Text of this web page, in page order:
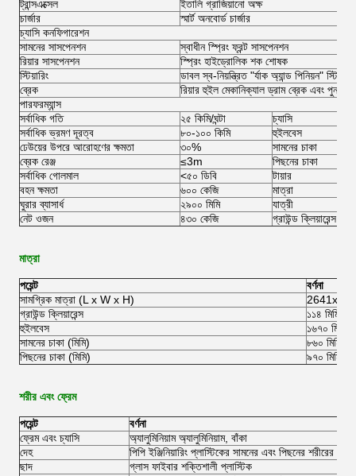
ট্রান্সএক্সেল
ইতালি গ্রাজিয়ানো অক্ষ
চার্জার
স্মার্ট অনবোর্ড চার্জার
চ্যাসি কনফিগারেশন
সামনের সাসপেনশন
স্বাধীন স্প্রিং ফ্রন্ট সাসপেনশন
রিয়ার সাসপেনশন
স্প্রিং হাইড্রোলিক শক শোষক
স্টিয়ারিং
ডাবল স্ব-নিয়ন্ত্রিত "র্যাক অ্যান্ড পিনিয়ন" স্টিয়ারিং
ব্রেক
রিয়ার হুইল মেকানিক্যাল ড্রাম ব্রেক এবং পুনর্জন্ম
পারফরম্যান্স
সর্বাধিক গতি
২৫ কিমি/ঘন্টা
চ্যাসি
সর্বাধিক ভ্রমণ দূরত্ব
৮০-১০০ কিমি
হুইলবেস
ঢেউয়ের উপরে আরোহণের ক্ষমতা
৩০%
সামনের চাকা
ব্রেক রেঞ্জ
≤3m
পিছনের চাকা
সর্বাধিক গোলমাল
<৫০ ডিবি
টায়ার
বহন ক্ষমতা
৬০০ কেজি
মাত্রা
ঘুরার ব্যাসার্ধ
২৯০০ মিমি
যাত্রী
নেট ওজন
৪৩০ কেজি গ্রাউন্ড ক্লিয়ারেন্স
মাত্রা
পয়েন্ট
বর্ণনা
সামগ্রিক মাত্রা (L x W x H)
গ্রাউন্ড ক্লিয়ারেন্স
১১৪ মিমি
হুইলবেস
১৬৭০ মিমি
সামনের চাকা (মিমি)
৮৬০ মিমি
পিছনের চাকা (মিমি)
৯৭০ মিমি
শরীর এবং ফ্রেম
পয়েন্ট
বর্ণনা
ফ্রেম এবং চ্যাসি
অ্যালুমিনিয়াম অ্যালুমিনিয়াম, বাঁকা
দেহ
পিপি ইঞ্জিনিয়ারিং প্লাস্টিকের সামনের এবং পিছনের শরীরের
ছাদ
গ্লাস ফাইবার শক্তিশালী প্লাস্টিক